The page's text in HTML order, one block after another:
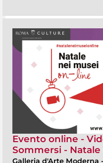
Evento online -
Sommersi -
Galleria d'Arte Moderna -